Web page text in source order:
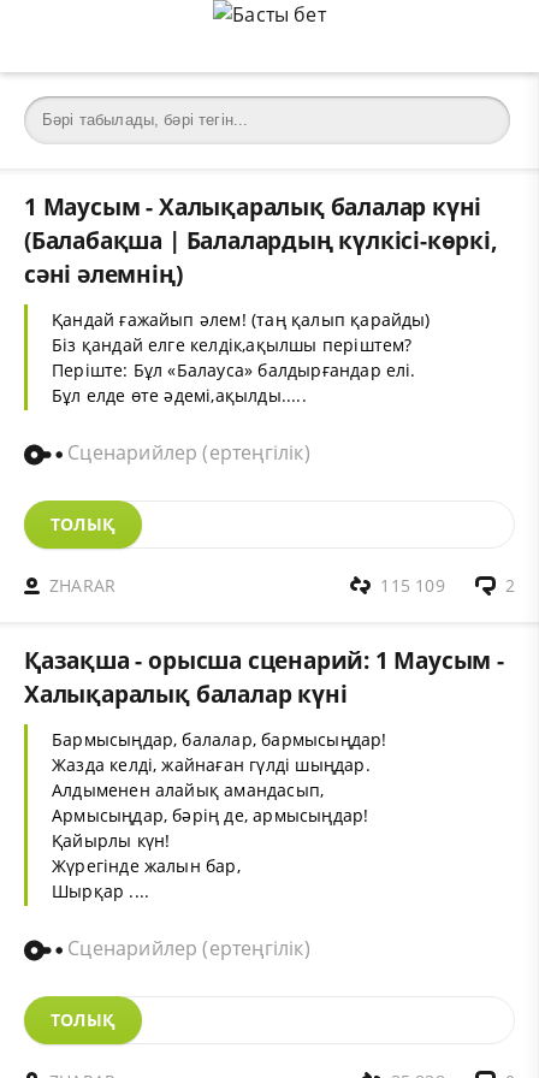
1 Маусым - Халықаралық балалар күні
(Балабақша | Балалардың күлкісі-көркі,
сәні әлемнің)
Қандай ғажайып әлем! (таң қалып қарайды)
Біз қандай елге келдік,ақылшы періштем?
Періште: Бұл «Балауса» балдырғандар елі.
Бұл елде өте әдемі,ақылды.....
Сценарийлер (ертеңгілік)
ТОЛЫҚ
ZHARAR 2
115 109
Қазақша - орысша сценарий: 1 Маусым -
Халықаралық балалар күні
Бармысыңдар, балалар, бармысыңдар!
Жазда келді, жайнаған гүлді шыңдар.
Алдыменен алайық амандасып,
Армысыңдар, бәрің де, армысыңдар!
Қайырлы күн!
Жүрегінде жалын бар,
Шырқар ....
Сценарийлер (ертеңгілік)
ТОЛЫҚ